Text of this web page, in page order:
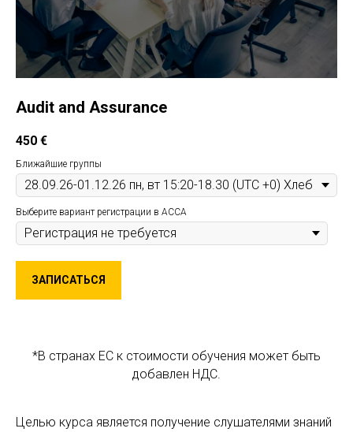
Audit and Assurance
450 €
Ближайшие группы
Выберите вариант регистрации в ACCA
ЗАПИСАТЬСЯ
*В странах ЕС к стоимости обучения может быть
добавлен НДС.
Целью курса является получение слушателями знаний